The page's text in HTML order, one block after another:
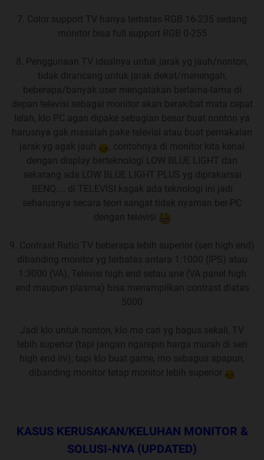
MEMINTA REKOMENDASI LAGI, BILA BINGUNG GAK
NGERTI TOKONYA/SALESNYA BISA BERTANYA KE
MENGINGAT MONITOR JUMLAHNYA SANGAT
BANYAK & KETERSEDIAAN TIPE/HARGA TIAP TOKO
BERBEDA-BEDA JUGA UNTUK MEMPERMUDAH
PENYARANAN, ALASAN PENTINGNYA
MENYEBUTKAN LISTING BISA DILIAT DI POSTINGAN
INI
KLIK& POSTINGAN INI BISA JADI CONTOH KASUS
JUGA PENTINGNYA NYEBUTIN REFERENSI TOKO
GAK ADA DI INTERNET KATANYA
6. RULE NOMOR 4 TIDAK BERLAKU KLO SUDAH ADA
BEBERAPA TIPE YG DIMINATI ALIAS SUDAH NYEBUT
TIPE (BACA : BOLD BIRU)
7. HARAP TETAPKAN BUJET MAXIMUM (BUKAN
PADA POINT 4 UNTUK MEMUDAHKAN PENYARANAN
8.PERTANYAAN TIDAK LENGKAP/TIDAK MASUK
AKAL/TIDAK MEMATUHI RULESHARAP MAKLUM
KALAU DICUEKIN/TIDAK DIJAWAB UNTUK
MENGHINDARI OVERPOST BERLEBIHAN
10. DILARANG
OOT BERLEBIHAN ATAU BERTANYA
TIDAK PADA TEMPATNYA (CONTOHNYA :
MEMBAHAS/BERDISKUSI MENGENAI DISPLAY
YG PERLU DIPERHATIKAN
7. Color support TV hanya terbatas RGB 16-235 sedang
monitor bisa full support RGB 0-255
8. Penggunaan TV idealnya untuk jarak yg jauh/nonton,
tidak dirancang untuk jarak dekat/menengah,
beberapa/banyak user mengatakan berlama-lama di
depan televisi sebagai monitor akan berakibat mata cepat
lelah, klo PC agan dipake sebagian besar buat nonton ya
harusnya gak masalah pake televisi atau buat pemakaian
jarak yg agak jauh
, contohnya di monitor kita kenal
dengan display berteknologi LOW BLUE LIGHT dan
sekarang ada LOW BLUE LIGHT PLUS yg diprakarsai
BENQ.... di TELEVISI kagak ada teknologi ini jadi
seharusnya secara teori sangat tidak nyaman ber-PC
dengan televisi
9. Contrast Ratio TV beberapa lebih superior (seri high end)
dibanding monitor yg terbatas antara 1:1000 (IPS) atau
1:3000 (VA), Televisi high end setau ane (VA panel high
end maupun plasma) bisa menampilkan contrast diatas
5000
Jadi klo untuk nonton, klo mo cari yg bagus sekali, TV
lebih superior (tapi jangan ngarepin harga murah di seri
high end ini), tapi klo buat game, mo sebagus apapun,
dibanding monitor tetap monitor lebih superior
KASUS KERUSAKAN/KELUHAN MONITOR &
SOLUSI-NYA (UPDATED)